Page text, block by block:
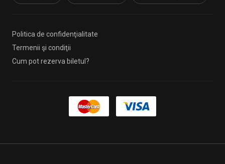
Politica de confidenţialitate
Termenii şi condiţii
Cum pot rezerva biletul?